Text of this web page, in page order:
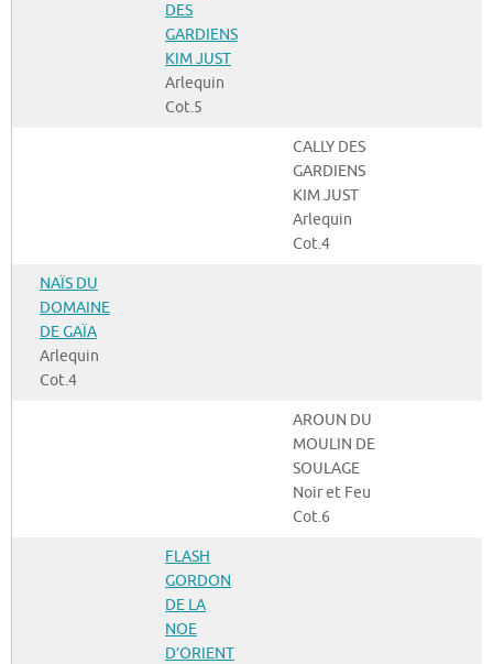
DES
GARDIENS
KIM JUST
Arlequin
Cot.5
CALLY DES
GARDIENS
KIM JUST
Arlequin
Cot.4
NAÏS DU
DOMAINE
DE GAÏA
Arlequin
Cot.4
AROUN DU
MOULIN DE
SOULAGE
Noir et Feu
Cot.6
FLASH
GORDON
DE LA
NOE
D’ORIENT